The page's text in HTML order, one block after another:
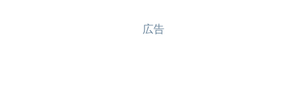
広告